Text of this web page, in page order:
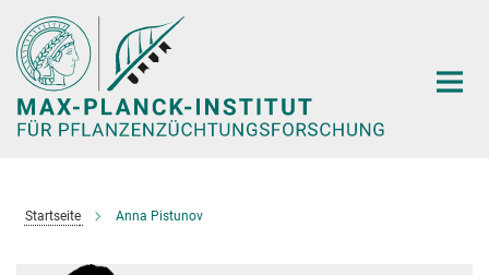
Hauptinhalt
Startseite Anna Pistunov